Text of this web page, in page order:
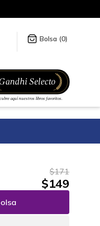
información da click
0
$171
$149